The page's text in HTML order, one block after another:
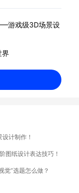
游戏级3D场景设
界
计制作！
图纸设计表达技巧！
觉”选题怎么做？